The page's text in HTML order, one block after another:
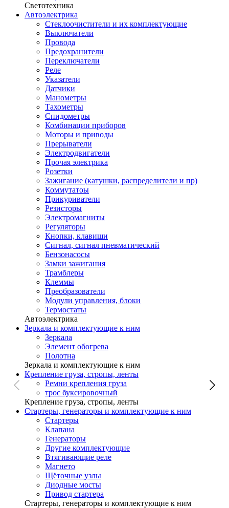
Светотехника
Автоэлектрика
Стеклоочистители и их комплектующие
Выключатели
Провода
Предохранители
Переключатели
Реле
Указатели
Датчики
Манометры
Тахометры
Спидометры
Комбинации приборов
Моторы и приводы
Прерыватели
Электродвигатели
Прочая электрика
Розетки
Зажигание (катушки, распределители и пр)
Коммутатоы
Прикуриватели
Резисторы
Электромагниты
Регуляторы
Кнопки, клавиши
Сигнал, сигнал пневматический
Бензонасосы
Замки зажигания
Трамблеры
Клеммы
Преобразователи
Модули управления, блоки
Термостаты
Автоэлектрика
Зеркала и комплектующие к ним
Зеркала
Элемент обогрева
Полотна
Зеркала и комплектующие к ним
Крепление груза, стропы, ленты
Ремни крепления груза
трос буксировочный
Крепление груза, стропы, ленты
Стартеры, генераторы и комплектующие к ним
Стартеры
Клапана
Генераторы
Другие комплектующие
Втягивающие реле
Магнето
Щёточные узлы
Диодные мосты
Привод стартера
Стартеры, генераторы и комплектующие к ним